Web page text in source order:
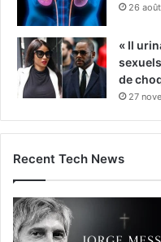
26
« Il
de
27
Recent Tech News